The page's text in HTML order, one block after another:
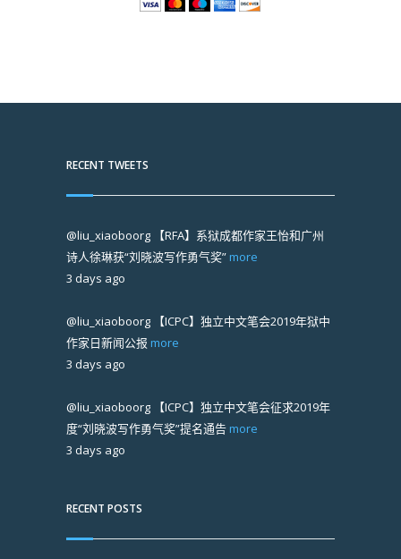
RECENT TWEETS
@liu_xiaoboorg 【RFA】系狱成都作家王怡和广州
诗人徐琳获“刘晓波写作勇气奖” more
3 days ago
@liu_xiaoboorg 【ICPC】独立中文笔会2019年狱中
作家日新闻公报 more
3 days ago
@liu_xiaoboorg 【ICPC】独立中文笔会征求2019年
度“刘晓波写作勇气奖”提名通告 more
3 days ago
RECENT POSTS